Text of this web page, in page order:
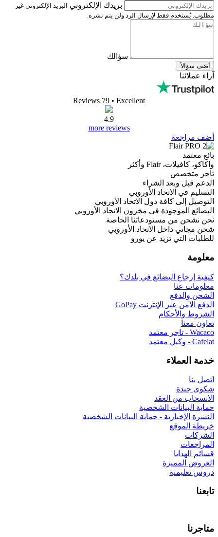
بريدك الإلكتروني البريد الإلكتروني غير
مطلوب. يُستخدم فقط لإرسال الرد ولن يتم نشره.
سؤالك
أضف سؤالاً
آراء عملائنا
Reviews 79 • Excellent
4.9
more reviews
أضف مراجعة
بائع معتمد
واكاكو، كافيلات، Flair وأكثر
تاجر متخصص
الدعم قبل وبعد الشراء
التسليم في الاتحاد الأوروبي
التوصيل إلى كافة دول الاتحاد الأوروبي
البضائع الموجودة في مخزون الاتحاد الأوروبي
نحن نشحن من مستودعاتنا الخاصة
شحن مجاني داخل الاتحاد الأوروبي
للطلبات التي تزيد عن يورو
معلومة
كيفية إرجاع البضائع في بلدك؟
معلومات عنا
الشحن والدفع
الدفع الآمن عبر الإنترنت GoPay
الشروط والأحكام
تعاون معنا
Wacaco - تاجر معتمد
Cafelat - وكيل معتمد
خدمة العملاء
اتصل بنا
شكوى جيدة
الانسحاب من العقد
حماية البيانات الشخصية
النشرة الإخبارية - حماية البيانات الشخصية
خريطة الموقع
الشركات
المراجعات
قسائم الهدايا
العروض المميزة
دروس تعليمية
تابعنا
متاجرنا